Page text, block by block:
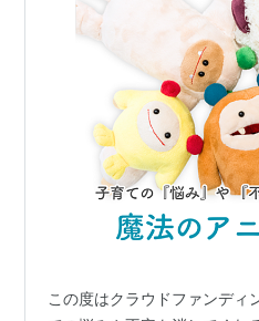
この度はクラウドファンディ